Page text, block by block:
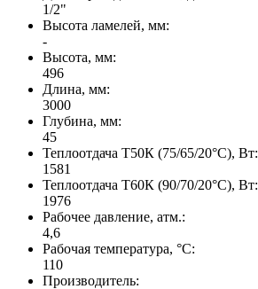
1/2"
Высота ламелей, мм:
-
Высота, мм:
496
Длина, мм:
3000
Глубина, мм:
45
Теплоотдача Т50К (75/65/20°C), Вт:
1581
Теплоотдача Т60К (90/70/20°C), Вт:
1976
Рабочее давление, атм.:
4,6
Рабочая температура, °C:
110
Производитель: